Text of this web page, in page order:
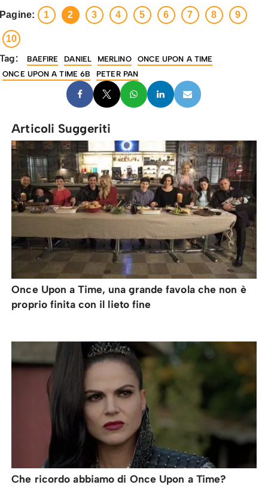
Pagine: 1 2 3 4 5 6 7 8 9
10
Tag: BAEFIRE DANIEL MERLINO
ONCE UPON A TIME
ONCE UPON A TIME 6B
PETER PAN
Articoli Suggeriti
Once Upon a Time, una grande favola che non è
proprio finita con il lieto fine
Che ricordo abbiamo di Once Upon a Time?